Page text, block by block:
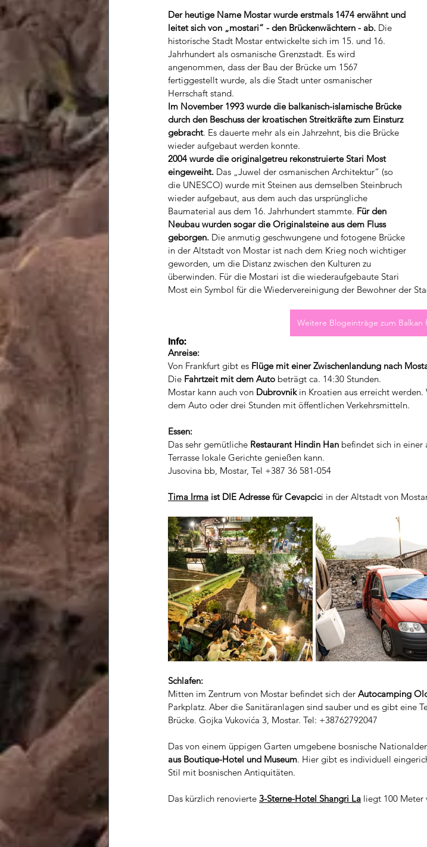
Der heutige Name Mostar wurde erstmals 1474 erwähnt und
leitet sich von „mostari“ - den Brückenwächtern - ab. Die
historische Stadt Mostar entwickelte sich im 15. und 16.
Jahrhundert als osmanische Grenzstadt. Es wird
angenommen, dass der Bau der Brücke um 1567
fertiggestellt wurde, als die Stadt unter osmanischer
Herrschaft stand.
Im November 1993 wurde die balkanisch-islamische Brücke
durch den Beschuss der kroatischen Streitkräfte zum Einsturz
gebracht. Es dauerte mehr als ein Jahrzehnt, bis die Brücke
wieder aufgebaut werden konnte.
2004 wurde die originalgetreu rekonstruierte Stari Most
eingeweiht. Das „Juwel der osmanischen Architektur“ (so
die UNESCO) wurde mit Steinen aus demselben Steinbruch
wieder aufgebaut, aus dem auch das ursprüngliche
Baumaterial aus dem 16. Jahrhundert stammte. Für den
Neubau wurden sogar die Originalsteine aus dem Fluss
geborgen. Die anmutig geschwungene und fotogene Brücke
in der Altstadt von Mostar ist nach dem Krieg noch wichtiger
geworden, um die Distanz zwischen den Kulturen zu
überwinden. Für die Mostari ist die wiederaufgebaute Stari
Most ein Symbol für die Wiedervereinigung der Bewohner der
Weitere Blogeinträge zum Balkan
Info:
Anreise:
Von Frankfurt gibt es Flüge mit einer Zwischenlandung nach
Die Fahrtzeit mit dem Auto beträgt ca. 14:30 Stunden.
Mostar kann auch von Dubrovnik in Kroatien aus erreicht werden.
dem Auto oder drei Stunden mit öffentlichen Verkehrsmitteln.
Essen:
Das sehr gemütliche Restaurant Hindin Han befindet sich in einer
Terrasse lokale Gerichte genießen kann.
Jusovina bb, Mostar, Tel +387 36 581-054
Tima Irma ist DIE Adresse für Cevapcici in der Altstadt von
Schlafen:
Mitten im Zentrum von Mostar befindet sich der Autocamping
Parkplatz. Aber die Sanitäranlagen sind sauber und es gibt eine
Brücke. Gojka Vukovića 3, Mostar. Tel: +38762792047
Das von einem üppigen Garten umgebene bosnische
aus Boutique-Hotel und Museum. Hier gibt es individuell
Stil mit bosnischen Antiquitäten.
Das kürzlich renovierte 3-Sterne-Hotel Shangri La liegt 100 Meter